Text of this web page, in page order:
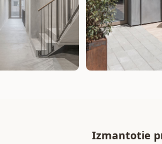
Izmantotie